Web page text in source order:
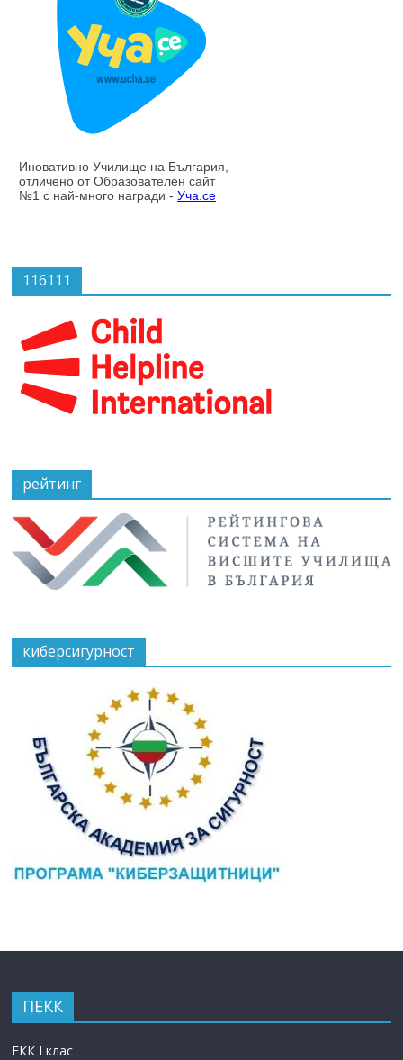
116111
рейтинг
киберсигурност
ПЕКК
ЕКК I клас